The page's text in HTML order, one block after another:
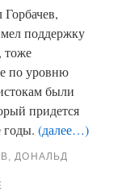
поддержку
тоже
по уровню
были
придется
годы. (далее…)
,ДОНАЛЬД